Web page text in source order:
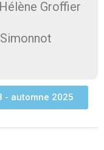
Groffier
- automne 2025